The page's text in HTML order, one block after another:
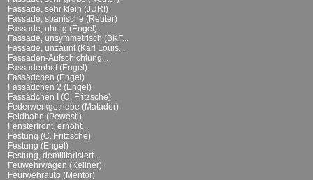
Fassade, sehr klein (JURI)
Fassade, spanische (Reuter)
Fassade, uhr-ig (Engel)
Fassade, unsymmetrisch (BKF...
Fassade, unzäunt (Karl Louis...
Fassaden-Aufschichtung...
Fassadenhof (Engel)
Fassädchen (Engel)
Fassädchen 2 (Engel)
Fassädchen I (C. Fritzsche)
Federwerkgetriebe (Matador)
Feldbahn (Pewesti)
Fensterfront, erhöht...
Festung (C. Fritzsche)
Festung (Engel)
Festung, demilitarisiert...
Feuwehrwagen (Kellner)
Feürwehrauto (Mentor)